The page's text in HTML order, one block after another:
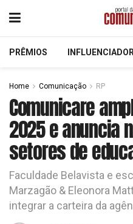
PRÊMIOS
Home Comunicação RP
Comunicare
2025 e anuncia
setores de
Faculdade Belavista e
Marzagão & Eleonora
integrar a carteira da